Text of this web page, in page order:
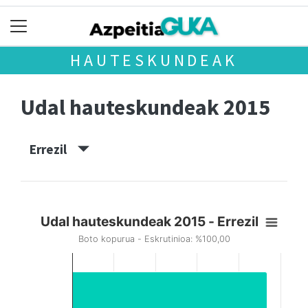
HAUTESKUNDEAK
Udal hauteskundeak 2015
Errezil
Udal hauteskundeak 2015 - Errezil
Boto kopurua - Eskrutinioa: %100,00